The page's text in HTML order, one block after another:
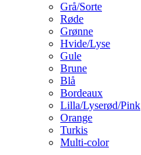
Grå/Sorte
Røde
Grønne
Hvide/Lyse
Gule
Brune
Blå
Bordeaux
Lilla/Lyserød/Pink
Orange
Turkis
Multi-color